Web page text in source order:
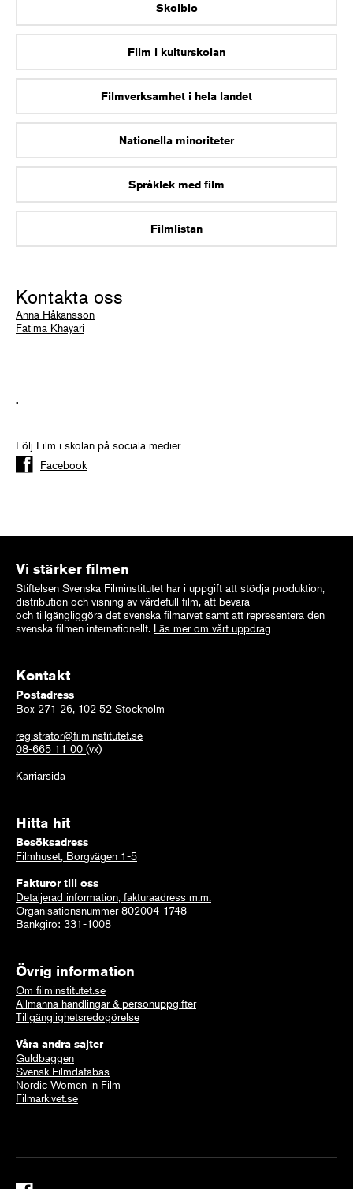
Skolbio
Film i kulturskolan
Filmverksamhet i hela landet
Nationella minoriteter
Språklek med film
Filmlistan
Kontakta oss
Anna Håkansson
Fatima Khayari
.
Följ Film i skolan på sociala medier
Facebook
Vi stärker filmen
Stiftelsen Svenska Filminstitutet har i uppgift att stödja produktion,
distribution och visning av värdefull film, att bevara
och tillgängliggöra det svenska filmarvet samt att representera den
svenska filmen internationellt. Läs mer om vårt uppdrag
Kontakt
Postadress
Box 271 26, 102 52 Stockholm
registrator@filminstitutet.se
08-665 11 00 (vx)
Karriärsida
Hitta hit
Besöksadress
Filmhuset, Borgvägen 1-5
Fakturor till oss
Detaljerad information, fakturaadress m.m.
Organisationsnummer 802004-1748
Bankgiro: 331-1008
Övrig information
Om filminstitutet.se
Allmänna handlingar & personuppgifter
Tillgänglighetsredogörelse
Våra andra sajter
Guldbaggen
Svensk Filmdatabas
Nordic Women in Film
Filmarkivet.se